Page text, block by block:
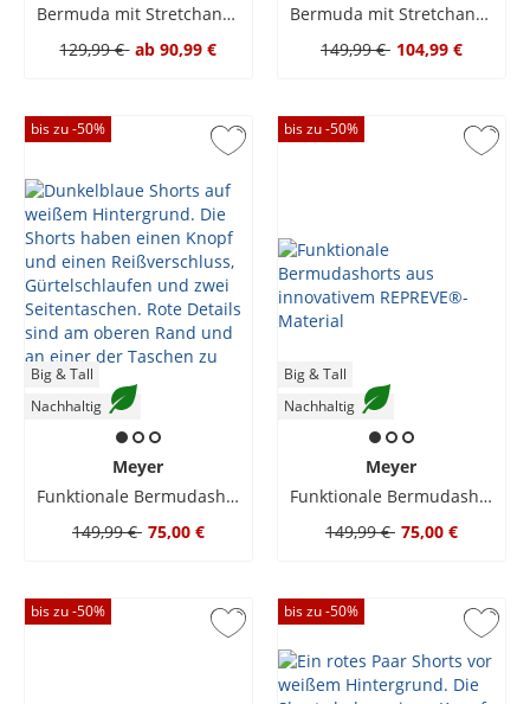
Bermuda mit Stretchanteil, B-Palma
129,99 € ab 90,99 €
Bermuda mit Stretchanteil, B-Palma
149,99 € 104,99 €
bis zu -50%
Big & Tall
Nachhaltig
Meyer
Funktionale Bermudashorts aus innovativem REPREVE®-Material
149,99 € 75,00 €
bis zu -50%
Big & Tall
Nachhaltig
Meyer
Funktionale Bermudashorts aus innovativem REPREVE®-Material
149,99 € 75,00 €
bis zu -50% bis zu -50%